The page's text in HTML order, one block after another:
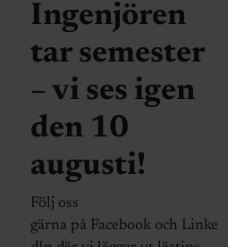
Ingenjören
tar semester
– vi ses igen
den 10
augusti!
Följ oss
gärna på Facebook och Linke